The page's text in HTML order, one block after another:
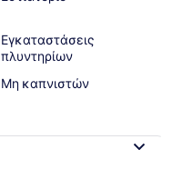
Εγκαταστάσεις
πλυντηρίων
Μη καπνιστών